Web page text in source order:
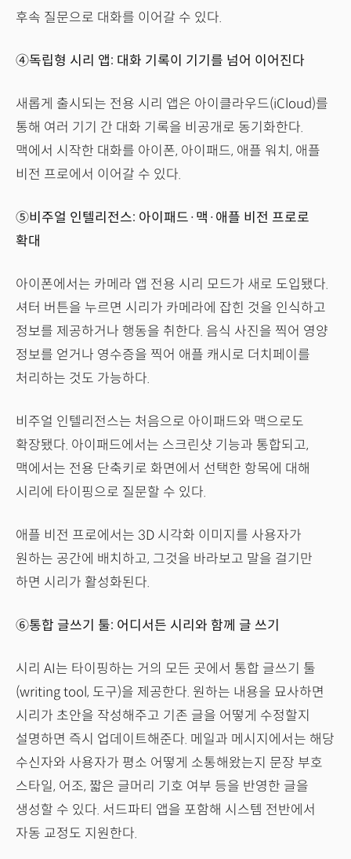
후속 질문으로 대화를 이어갈 수 있다.
④독립형 시리 앱: 대화 기록이 기기를 넘어 이어진다
새롭게 출시되는 전용 시리 앱은 아이클라우드(iCloud)를
통해 여러 기기 간 대화 기록을 비공개로 동기화한다.
맥에서 시작한 대화를 아이폰, 아이패드, 애플 워치, 애플
비전 프로에서 이어갈 수 있다.
⑤비주얼 인텔리전스: 아이패드·맥·애플 비전 프로로
확대
아이폰에서는 카메라 앱 전용 시리 모드가 새로 도입됐다.
셔터 버튼을 누르면 시리가 카메라에 잡힌 것을 인식하고
정보를 제공하거나 행동을 취한다. 음식 사진을 찍어 영양
정보를 얻거나 영수증을 찍어 애플 캐시로 더치페이를
처리하는 것도 가능하다.
비주얼 인텔리전스는 처음으로 아이패드와 맥으로도
확장됐다. 아이패드에서는 스크린샷 기능과 통합되고,
맥에서는 전용 단축키로 화면에서 선택한 항목에 대해
시리에 타이핑으로 질문할 수 있다.
애플 비전 프로에서는 3D 시각화 이미지를 사용자가
원하는 공간에 배치하고, 그것을 바라보고 말을 걸기만
하면 시리가 활성화된다.
⑥통합 글쓰기 툴: 어디서든 시리와 함께 글 쓰기
시리 AI는 타이핑하는 거의 모든 곳에서 통합 글쓰기 툴
(writing tool, 도구)을 제공한다. 원하는 내용을 묘사하면
시리가 초안을 작성해주고 기존 글을 어떻게 수정할지
설명하면 즉시 업데이트해준다. 메일과 메시지에서는 해당
수신자와 사용자가 평소 어떻게 소통해왔는지 문장 부호
스타일, 어조, 짧은 글머리 기호 여부 등을 반영한 글을
생성할 수 있다. 서드파티 앱을 포함해 시스템 전반에서
자동 교정도 지원한다.